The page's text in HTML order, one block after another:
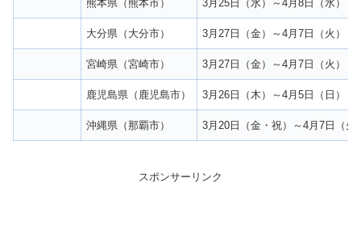
熊本県（熊本市） 3月25日（水）～4月8日（水）
大分県（大分市） 3月27日（金）～4月7日（火）
宮崎県（宮崎市） 3月27日（金）～4月7日（火）
鹿児島県（鹿児島市） 3月26日（木）～4月5日（日）
沖縄県（那覇市） 3月20日（金・祝）～4月7日（火
スポンサーリンク